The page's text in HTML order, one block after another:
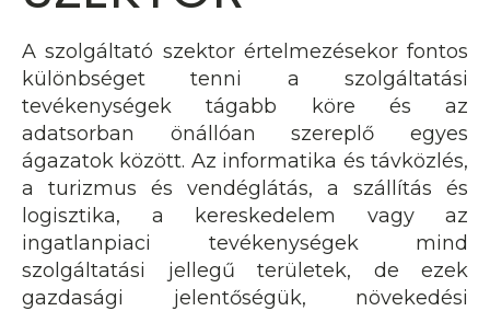
A szolgáltató szektor értelmezésekor fontos
különbséget tenni a szolgáltatási
tevékenységek tágabb köre és az
adatsorban önállóan szereplő egyes
ágazatok között. Az informatika és távközlés,
a turizmus és vendéglátás, a szállítás és
logisztika, a kereskedelem vagy az
ingatlanpiaci tevékenységek mind
szolgáltatási jellegű területek, de ezek
gazdasági jelentőségük, növekedési